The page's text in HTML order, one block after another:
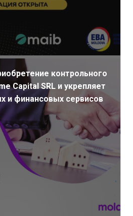
контрольного
Capital SRL и укрепляет
и финансовых сервисов